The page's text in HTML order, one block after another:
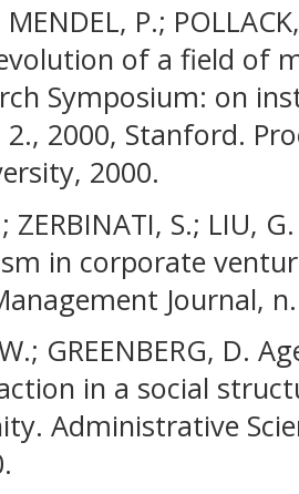
MENDEL, P.;
of a field of
Symposium: on
2000, Stanford.
2000.
ZERBINATI, S.; LIU,
in corporate
Journal,
GREENBERG, D.
in a social
Administrative